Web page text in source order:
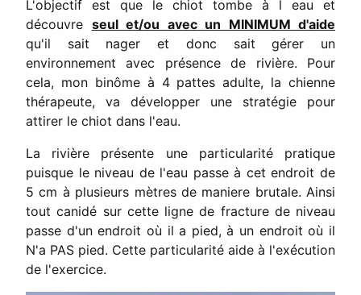
L'objectif est que le chiot tombe à l eau et
découvre seul et/ou avec un MINIMUM d'aide
qu'il sait nager et donc sait gérer un
environnement avec présence de rivière. Pour
cela, mon binôme à 4 pattes adulte, la chienne
thérapeute, va développer une stratégie pour
attirer le chiot dans l'eau.
La rivière présente une particularité pratique
puisque le niveau de l'eau passe à cet endroit de
5 cm à plusieurs mètres de maniere brutale. Ainsi
tout canidé sur cette ligne de fracture de niveau
passe d'un endroit où il a pied, à un endroit où il
N'a PAS pied. Cette particularité aide à l'exécution
de l'exercice.